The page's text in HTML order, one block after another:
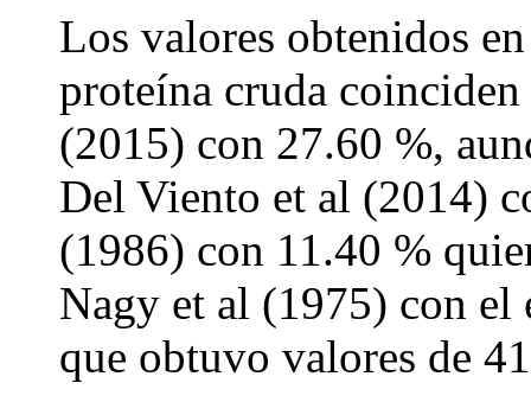
Los valores obtenidos
proteína cruda
(2015) con 27.60 %,
Del Viento et al (2014)
(1986) con 11.40 %
Nagy et al (1975) con el
que obtuvo valores de